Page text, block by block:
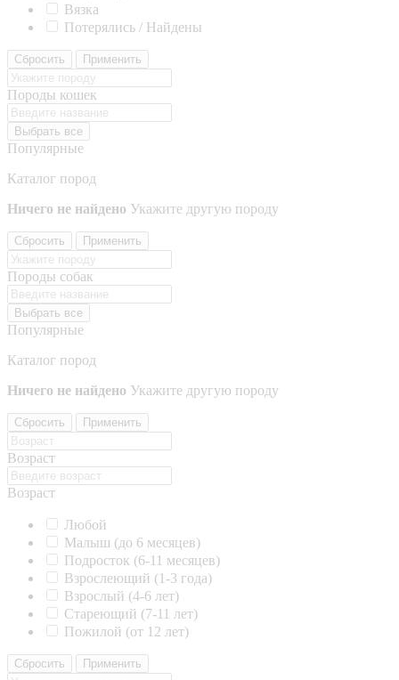
Вязка
Потерялись / Найдены
Сбросить Применить
Породы кошек
Выбрать все
Популярные
Каталог пород
Ничего не найдено Укажите другую породу
Сбросить Применить
Породы собак
Выбрать все
Популярные
Каталог пород
Ничего не найдено Укажите другую породу
Сбросить Применить
Возраст
Возраст
Любой
Малыш (до 6 месяцев)
Подросток (6-11 месяцев)
Взрослеющий (1-3 года)
Взрослый (4-6 лет)
Стареющий (7-11 лет)
Пожилой (от 12 лет)
Сбросить Применить